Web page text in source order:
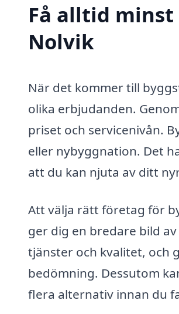
Få alltid
Nolvik
När det kommer till
olika erbjudanden.
priset och servicenivån.
eller nybyggnation. Det
att du kan njuta av ditt
Att välja rätt företag för
ger dig en bredare bild
tjänster och kvalitet, och
bedömning. Dessutom
flera alternativ innan du